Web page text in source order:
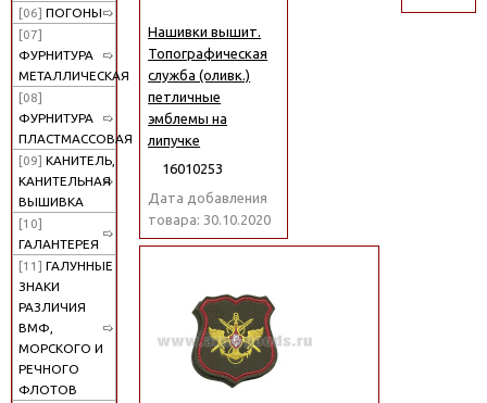
[06] ПОГОНЫ
[07]
ФУРНИТУРА
МЕТАЛЛИЧЕСКАЯ
[08]
ФУРНИТУРА
ПЛАСТМАССОВАЯ
[09] КАНИТЕЛЬ,
КАНИТЕЛЬНАЯ
ВЫШИВКА
[10]
ГАЛАНТЕРЕЯ
[11] ГАЛУННЫЕ
ЗНАКИ
РАЗЛИЧИЯ
ВМФ,
МОРСКОГО И
РЕЧНОГО
ФЛОТОВ
Нашивки вышит.
Топографическая
служба (оливк.)
петличные
эмблемы на
липучке
16010253
Дата добавления
товара: 30.10.2020